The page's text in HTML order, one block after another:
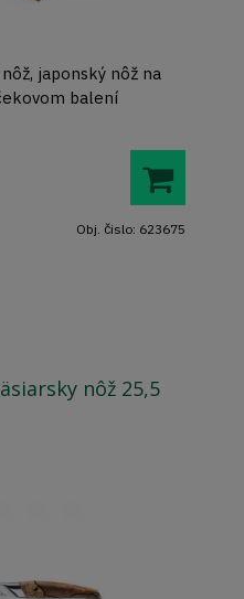
japonský nôž na
balení
Obj. čislo: 623675
nôž 25,5